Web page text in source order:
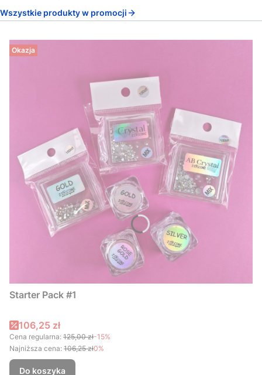
Wszystkie produkty w promocji
Okazja
Starter Pack #1
Cena promocyjna
106,25 zł
Cena regularna: 125,00 zł-15%
Najniższa cena: 106,25 zł0%
Do koszyka